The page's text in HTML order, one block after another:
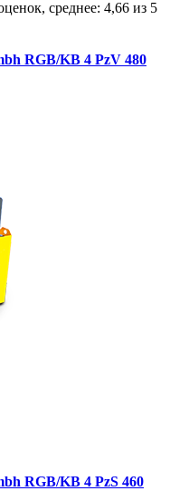
RGB/KB 4 PzV 480
RGB/KB 4 PzS 460